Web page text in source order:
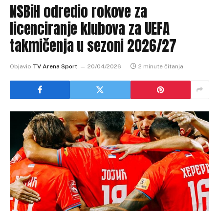
NSBiH odredio rokove za
licenciranje klubova za UEFA
takmičenja u sezoni 2026/27
Objavio TV Arena Sport 20/04/2026 2 minute čitanja